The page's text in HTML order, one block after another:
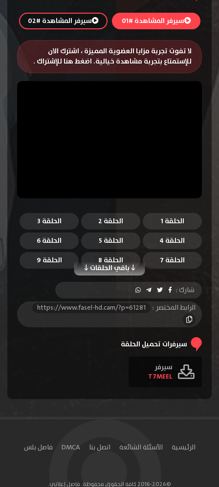
سيرفر المشاهدة #01 سيرفر المشاهدة #02
لا تفوت تجربة مزايا العضوية المميزة ، اشترك الان
للإستمتاع بتجربة مشاهدة خيالية. اضغط هنا للإشتراك .
الحلقة 1 الحلقة 2
الحلقة 3
الحلقة 4
الحلقة 5 الحلقة 6
باقي الحلقات
الحلقة 7 الحلقة 8
الحلقة 9
الحلقة 10
الحلقة 11
الحلقة 12
الحلقة 13
الحلقة 14
الحلقة 15
الحلقة 25
الحلقة 29
شارك :
الرابط المختصر :
https://www.fasel-hd.cam/?p=61281
سيرفرات تحميل الحلقة
سيرفر
T7MEEL
الرئيسية الأسئلة الشائعة اتصل بنا DMCA فاصل بلس
©2016-2026 كافة الحقوق محفوظة. فاصل إعلاني.